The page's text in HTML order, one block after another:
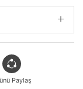
Paylaş